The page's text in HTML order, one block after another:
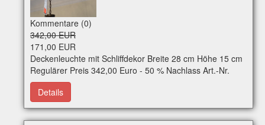
Kommentare (0)
342,00 EUR
171,00 EUR
Deckenleuchte mit Schliffdekor Breite 28 cm Höhe 15 cm
Regulärer Preis 342,00 Euro - 50 % Nachlass Art.-Nr.
e0244 Per WhatsApp erreichbar
Details